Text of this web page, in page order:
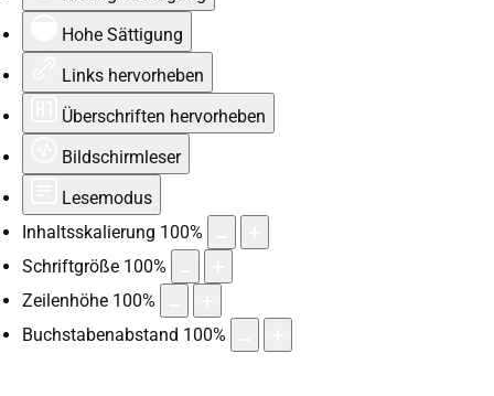
Hohe Sättigung
Links hervorheben
Überschriften hervorheben
Bildschirmleser
Lesemodus
Inhaltsskalierung 100%
Schriftgröße 100%
Zeilenhöhe 100%
Buchstabenabstand 100%